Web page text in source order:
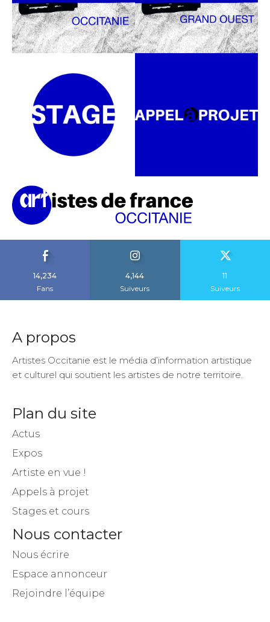
14,234
4,144
11
Artistes Occitanie est le média d’information artistique
et culturel qui soutient les artistes de notre territoire.
Actus
Expos
Artiste en vue !
Appels à projet
Stages et cours
Nous contacter
Nous écrire
Espace annonceur
Rejoindre l’équipe